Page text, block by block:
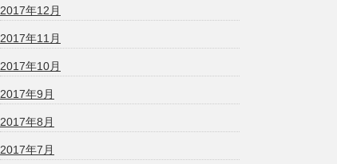
2017年12月
2017年11月
2017年10月
2017年9月
2017年8月
2017年7月